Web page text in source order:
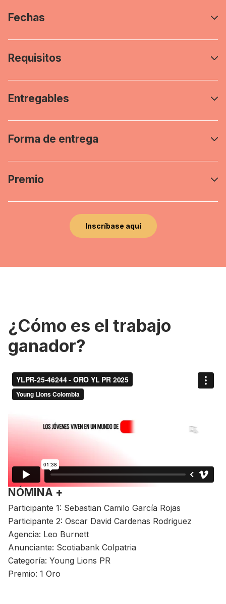
Fechas
Requisitos
Entregables
Forma de entrega
Premio
Inscríbase aquí
¿Cómo es el trabajo
ganador?
NÓMINA +
Participante 1: Sebastian Camilo García Rojas
Participante 2: Oscar David Cardenas Rodriguez
Agencia: Leo Burnett
Anunciante: Scotiabank Colpatria
Categoría: Young Lions PR
Premio: 1 Oro